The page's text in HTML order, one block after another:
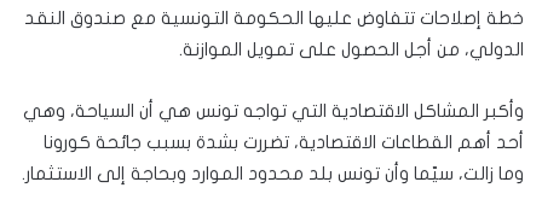
خطة إصلاحات تتفاوض عليها الحكومة التونسية مع صندوق النقد
الدولي، من أجل الحصول على تمويل الموازنة.
وأكبر المشاكل الاقتصادية التي تواجه تونس هي أن السياحة، وهي
أحد أهم القطاعات الاقتصادية، تضررت بشدة بسبب جائحة كورونا
وما زالت، سيّما وأن تونس بلد محدود الموارد وبحاجة إلى الاستثمار.